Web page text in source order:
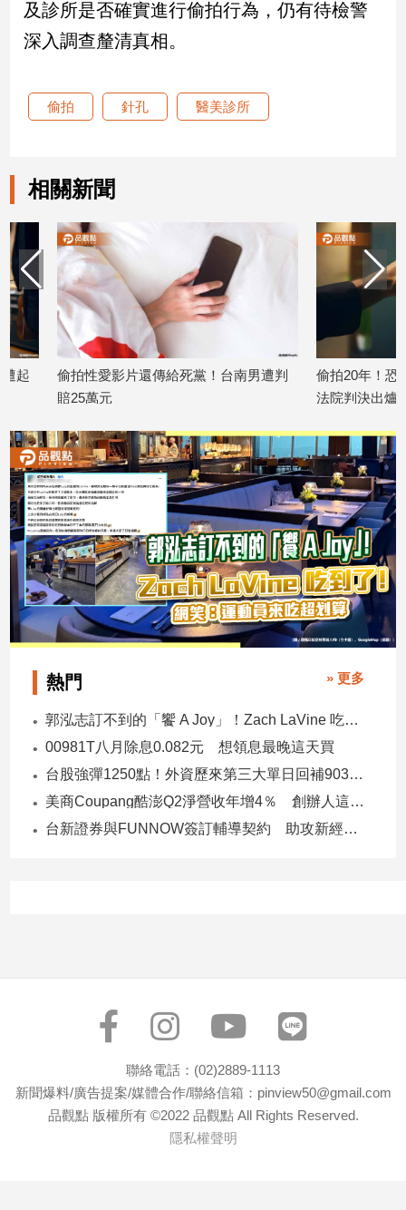
娛
娛
樂
流
行/
時
追
星
生
活
築/
室
內
設
計
旅
遊/
美
食
星
座/
命
康/
親
科
技/
及診所是否確實進行偷拍行為，仍有待檢警
深入調查釐清真相。
偷拍 針孔 醫美診所
相關新聞
偷拍性愛影片還傳給死黨！台南男遭判
賠25萬元
偷拍20年！恐怖郵差
法院判決出爐
熱門 » 更多
郭泓志訂不到的「饗 A Joy」！Zach LaVine 吃到了！ 網笑：運動員來吃超划算
00981T八月除息0.082元 想領息最晚這天買
台股強彈1250點！外資歷來第三大單日回補903億 ETF反彈
美商Coupang酷澎Q2淨營收年增4％ 創辦人這樣看台灣市場！
台新證券與FUNNOW簽訂輔導契約 助攻新經濟企業上市櫃
聯絡電話：(02)2889-1113
新聞爆料/廣告提案/媒體合作/聯絡信箱：pinview50@gmail.com
品觀點 版權所有 ©2022 品觀點 All Rights Reserved.
隱私權聲明